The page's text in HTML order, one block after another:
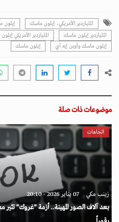
الملياردير الأمريكي، إيلون ماسك
إيلون
الملياردير إيلون ماسك
الملياردير الأمريكي
إيلون ماسك وأوبن إيه آي
إيلون ماسك
موضوعات ذات صلة
اتجاهات
زينب مكي 07 يناير 2026 - 20:10
بعد آلاف الصور المهينة.. أزمة "غروك" تثير